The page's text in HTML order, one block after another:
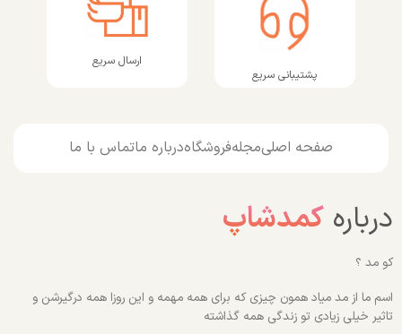
پشتیبانی سریع
ارسال سریع
صفحه اصلیمجلهفروشگاهدرباره ماتماس با ما
درباره کمدشاپ
کو مد ؟
اسم ما از مد میاد همون چیزی که برای همه مهمه و این روزا همه درگیرشن و
تاثیر خیلی زیادی تو زندگی همه گذاشته